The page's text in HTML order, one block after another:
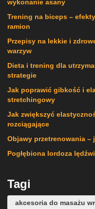
wykonanie asany
Trening na biceps –
ramion
Przepisy na lekkie i
warzyw
Dieta i trening dla
strategie
Jak poprawić gibkość i
stretchingowy
Jak zwiększyć
rozciągające
Objawy przetrenowania –
Pogłębiona lordoza
Tagi
akcesoria do masażu